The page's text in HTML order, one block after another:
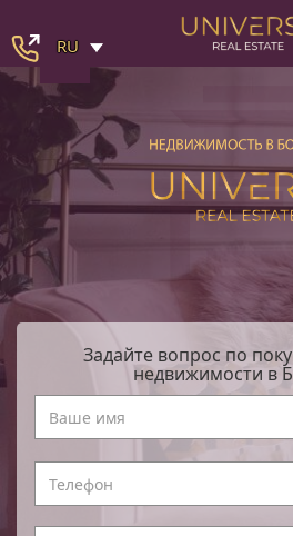
RU
Задайте вопрос по
недвижимости в